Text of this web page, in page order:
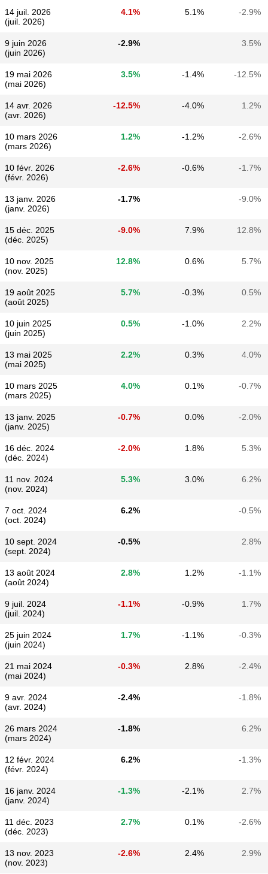
14 juil. 2026
(juil. 2026)
4.1% 5.1% -2.9%
9 juin 2026
(juin 2026)
-2.9% 3.5%
19 mai 2026
(mai 2026)
3.5% -1.4% -12.5%
14 avr. 2026
(avr. 2026)
-12.5% -4.0% 1.2%
10 mars 2026
(mars 2026)
1.2% -1.2% -2.6%
10 févr. 2026
(févr. 2026)
-2.6% -0.6% -1.7%
13 janv. 2026
(janv. 2026)
-1.7% -9.0%
15 déc. 2025
(déc. 2025)
-9.0% 7.9% 12.8%
10 nov. 2025
(nov. 2025)
12.8% 0.6% 5.7%
19 août 2025
(août 2025)
5.7% -0.3% 0.5%
10 juin 2025
(juin 2025)
0.5% -1.0% 2.2%
13 mai 2025
(mai 2025)
2.2% 0.3% 4.0%
10 mars 2025
(mars 2025)
4.0% 0.1% -0.7%
13 janv. 2025
(janv. 2025)
-0.7% 0.0% -2.0%
16 déc. 2024
(déc. 2024)
-2.0% 1.8% 5.3%
11 nov. 2024
(nov. 2024)
5.3% 3.0% 6.2%
7 oct. 2024
(oct. 2024)
6.2% -0.5%
10 sept. 2024
(sept. 2024)
-0.5% 2.8%
13 août 2024
(août 2024)
2.8% 1.2% -1.1%
9 juil. 2024
(juil. 2024)
-1.1% -0.9% 1.7%
25 juin 2024
(juin 2024)
1.7% -1.1% -0.3%
21 mai 2024
(mai 2024)
-0.3% 2.8% -2.4%
9 avr. 2024
(avr. 2024)
-2.4% -1.8%
26 mars 2024
(mars 2024)
-1.8% 6.2%
12 févr. 2024
(févr. 2024)
6.2% -1.3%
16 janv. 2024
(janv. 2024)
-1.3% -2.1% 2.7%
11 déc. 2023
(déc. 2023)
2.7% 0.1% -2.6%
13 nov. 2023
(nov. 2023)
-2.6% 2.4% 2.9%